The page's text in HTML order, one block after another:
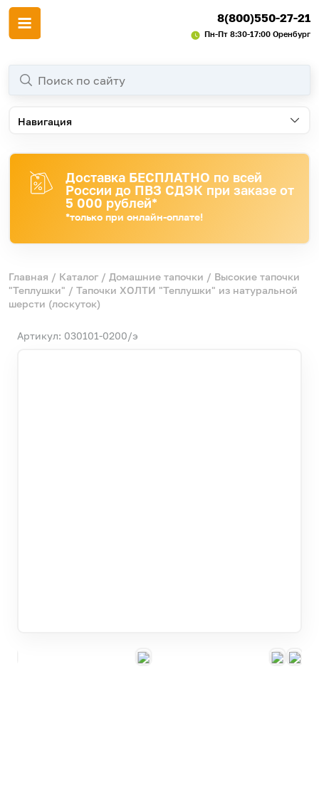
8(800)550-27-21
Пн-Пт 8:30-17:00 Оренбург
Навигация
Доставка БЕСПЛАТНО по всей
России до ПВЗ СДЭК при заказе от
5 000 рублей*
*только при онлайн-оплате!
Главная / Каталог / Домашние тапочки / Высокие тапочки
"Теплушки" / Тапочки ХОЛТИ "Теплушки" из натуральной
шерсти (лоскуток)
Артикул: 030101-0200/э